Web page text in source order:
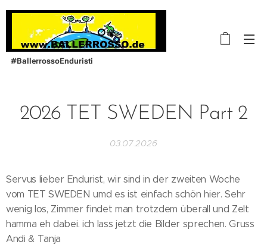
#BallerrossoEnduristi
2026 TET SWEDEN Part 2
03.07.2026
Servus lieber Endurist, wir sind in der zweiten Woche
vom TET SWEDEN umd es ist einfach schön hier. Sehr
wenig los, Zimmer findet man trotzdem überall und Zelt
hamma eh dabei. ich lass jetzt die Bilder sprechen. Gruss
Andi & Tanja